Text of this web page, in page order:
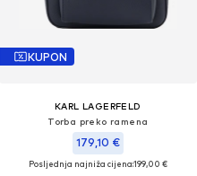
KUPON
KARL LAGERFELD
Torba preko ramena
179,10 €
Posljednja najniža cijena:199,00 €